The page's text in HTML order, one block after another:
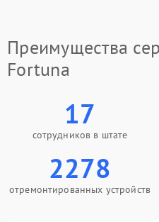
Преимущества
Fortuna
17
сотрудников в штате
2278
отремонтированных устройств